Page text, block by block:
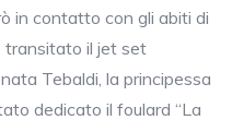
in contatto con gli abiti di
transitato il jet set
Tebaldi, la principessa
dedicato il foulard “La